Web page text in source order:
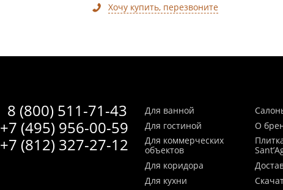
Хочу купить, перезвоните
8 (800) 511-71-43
+7 (495) 956-00-59
+7 (812) 327-27-12
Для ванной
Для гостиной
Для коммерческих
объектов
Для коридора
Для кухни
О